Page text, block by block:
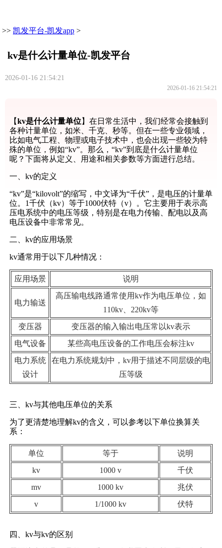
>> 凯发平台-凯发app >
kv是什么计量单位-凯发平台
2026-01-16 21:54:21
2026-01-16 21:54:21
【kv是什么计量单位】在日常生活中，我们经常会接触到
各种计量单位，如米、千克、秒等。但在一些专业领域，
比如电气工程、物理或电子技术中，也会出现一些较为特
殊的单位，例如“kv”。那么，“kv”到底是什么计量单位
呢？下面将从定义、用途和相关参数等方面进行总结。
一、kv的定义
“kv”是“kilovolt”的缩写，中文译为“千伏”，是电压的计量单
位。1千伏（kv）等于1000伏特（v）。它主要用于表示高
压电系统中的电压等级，特别是在电力传输、配电以及高
电压设备中非常常见。
二、kv的应用场景
kv通常用于以下几种情况：
应用场景 说明
电力输送
高压输电线路通常使用kv作为电压单位，如
110kv、220kv等
变压器
变压器的输入输出电压常以kv表示
电气设备
某些高电压设备的工作电压会标注kv
电力系统
设计
在电力系统规划中，kv用于描述不同层级的电
压等级
三、kv与其他电压单位的关系
为了更清楚地理解kv的含义，可以参考以下单位换算关
系：
单位 等于
说明
kv
1000 v
千伏
mv
1000 kv
兆伏
v
1/1000 kv 伏特
四、kv与kv的区别